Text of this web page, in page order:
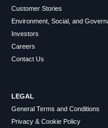
Customer Stories
Environment, Social, and
Investors
Careers
Contact Us
LEGAL
General Terms and Conditions
Privacy & Cookie Policy